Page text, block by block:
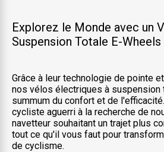
Explorez le Monde avec un
Suspension Totale E-Wheels
Grâce à leur technologie de pointe
nos vélos électriques à
summum du confort et de
cycliste aguerri à la recherche de
navetteur souhaitant un trajet plus
tout ce qu'il vous faut pour
de cyclisme.